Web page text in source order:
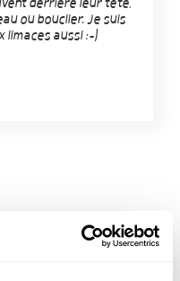
derrière leur tête,
ou bouclier. Je suis
limaces aussi :-)